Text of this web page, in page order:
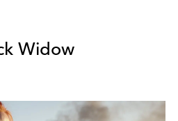
Widow